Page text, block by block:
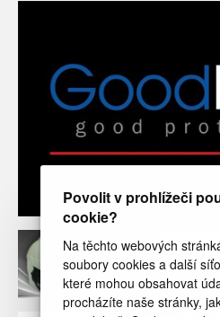
Povolit v prohlížeči
cookie?
Na těchto webových
soubory cookies a další
které mohou obsahovat
procházíte naše stránky,